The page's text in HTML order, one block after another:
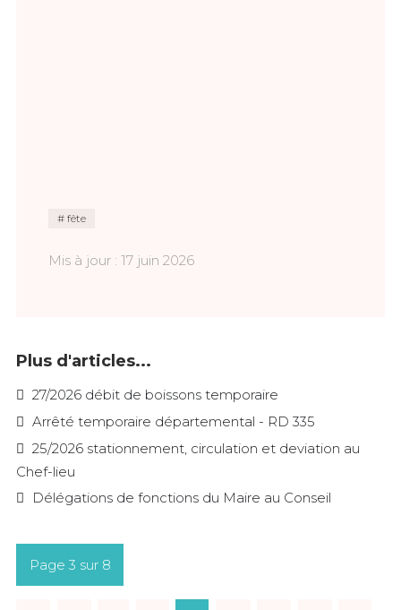
fête
Mis à jour : 17 juin 2026
Plus d'articles...
27/2026 débit de boissons temporaire
Arrêté temporaire départemental - RD 335
25/2026 stationnement, circulation et deviation au
Chef-lieu
Délégations de fonctions du Maire au Conseil
Page 3 sur 8